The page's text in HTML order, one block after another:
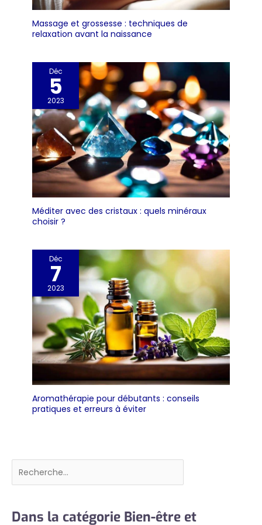
l'occasion de Noël, d'un
anniversaire, de la fête des
mères ou d'un anniversaire de
mariage.
Massage et grossesse : techniques de
relaxation avant la naissance
Déc
5
2023
Méditer avec des cristaux : quels minéraux
choisir ?
Déc
7
2023
Aromathérapie pour débutants : conseils
pratiques et erreurs à éviter
Rechercher
Dans la catégorie Bien-être et